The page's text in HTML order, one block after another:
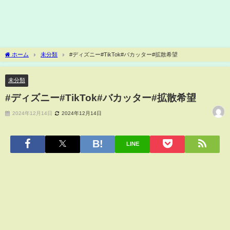
ホーム 未分類 #ディズニー#TikTok#バカッター#拡散希望
未分類
#ディズニー#TikTok#バカッター#拡散希望
2024年12月14日 2024年12月14日
LINE